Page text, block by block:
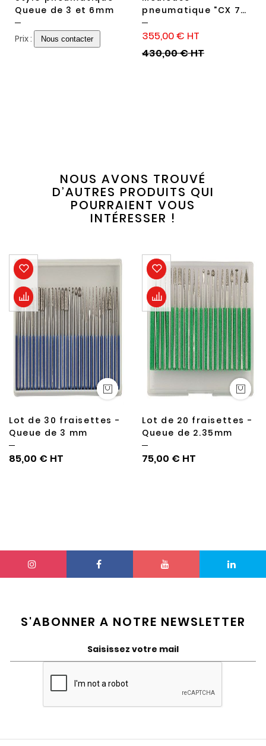
Queue de 3 et 6mm
Prix :
pneumatique "CX 7-
L"
355,00 €
430,00 €
NOUS AVONS TROUVÉ
D’AUTRES PRODUITS QUI
POURRAIENT VOUS
INTÉRESSER !
Lot de 30 fraisettes -
Queue de 3 mm
85,00 €
Lot de 20 fraisettes -
Queue de 2.35mm
75,00 €
S'ABONNER A NOTRE NEWSLETTER